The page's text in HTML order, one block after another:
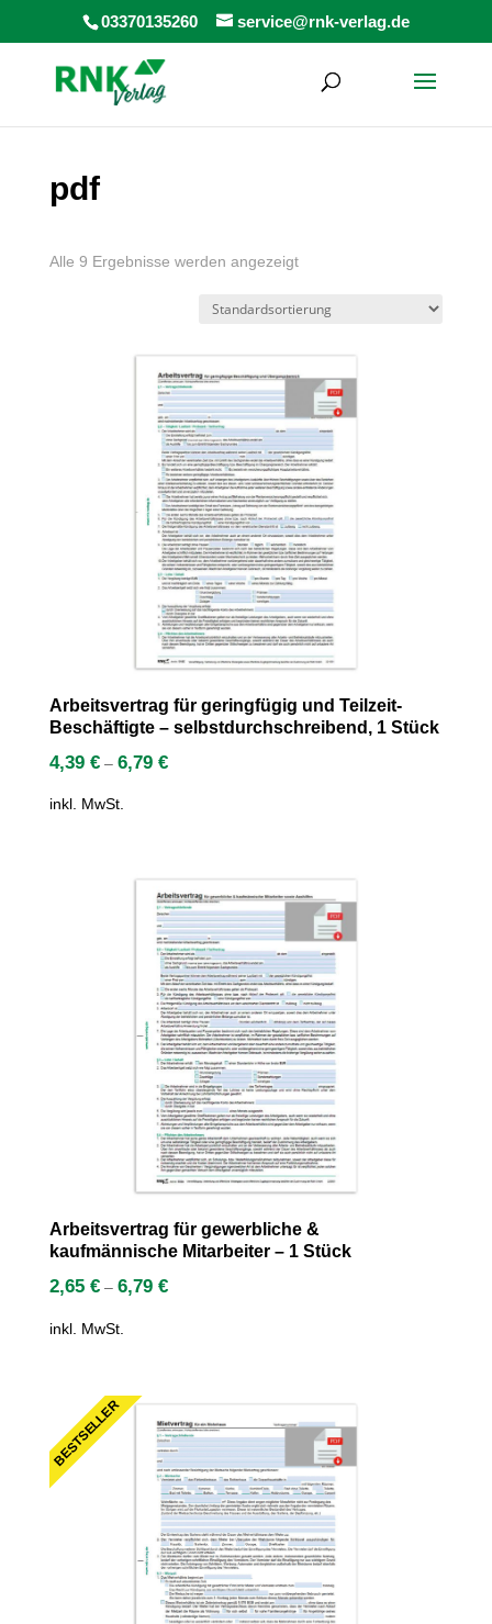
03370135260 service@rnk-verlag.de
pdf
Alle 9 Ergebnisse werden angezeigt
Arbeitsvertrag für geringfügig und Teilzeit-
Beschäftigte – selbstdurchschreibend, 1 Stück
4,39 €– 6,79 €
inkl. MwSt.
Arbeitsvertrag für gewerbliche &
kaufmännische Mitarbeiter – 1 Stück
2,65 €– 6,79 €
inkl. MwSt.
BESTSELLER